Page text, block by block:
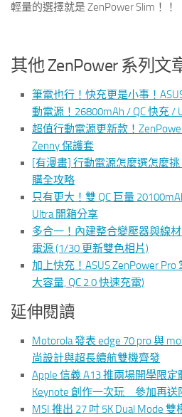
輕量的選擇就是 ZenPower Slim！！
其他 ZenPower 系列文
筆電也行！快充更是小事！
動電源！26800mAh / QC 快充 /
超值行動電源更新款！
Zenny 保護套
[有漫畫] 行動電源怎麼選怎麼挑
購全攻略
只有更大！雙 QC 巨量
Ultra 開箱分享
多合一！內建整合變壓器與線
電源 (1/30 更新雙色相片)
加上快充！ASUS ZenPower
大容量, QC 2.0 快速充電)
延伸閱讀
Motorola 發表 edge 70 pro 與
尚設計與超長續航雙機齊發
Apple 信義 A13 推兩場開學限
Keynote 創作一次玩 參加再送
MSI 推出 27 吋 5K Dual Mode